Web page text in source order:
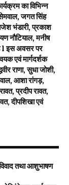
का विभिन्न
जगत सिंह
भंडारी, प्रकाश
नौटियाल, मनीष
l इस अवसर पर
एवं मार्गदर्शक
राणा, सुधा जोशी,
आशा रांगड़,
प्रदीप रावत,
दीपशिखा एवं
तथा आशुभाषण